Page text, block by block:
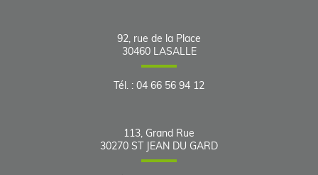
92, rue de la Place
30460 LASALLE
Tél. : 04 66 56 94 12
113, Grand Rue
30270 ST JEAN DU GARD